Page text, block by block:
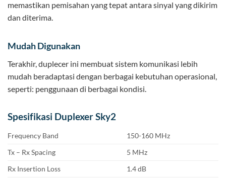
memastikan pemisahan yang tepat antara sinyal yang dikirim
dan diterima.
Mudah Digunakan
Terakhir, duplecer ini membuat sistem komunikasi lebih
mudah beradaptasi dengan berbagai kebutuhan operasional,
seperti: penggunaan di berbagai kondisi.
Spesifikasi Duplexer Sky2
Frequency Band
150-160 MHz
Tx – Rx Spacing
5 MHz
Rx Insertion Loss
1.4 dB